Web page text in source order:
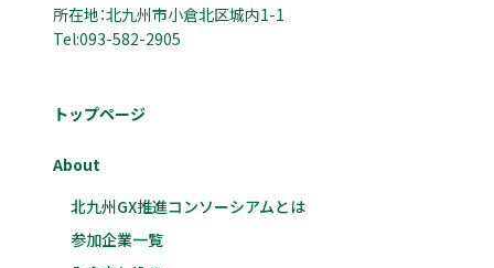
所在地：北九州市小倉北区城内1-1
Tel:093-582-2905
トップページ
About
北九州GX推進コンソーシアムとは
参加企業一覧